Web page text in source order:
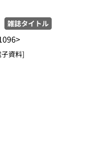
雑誌タイトル
資料]